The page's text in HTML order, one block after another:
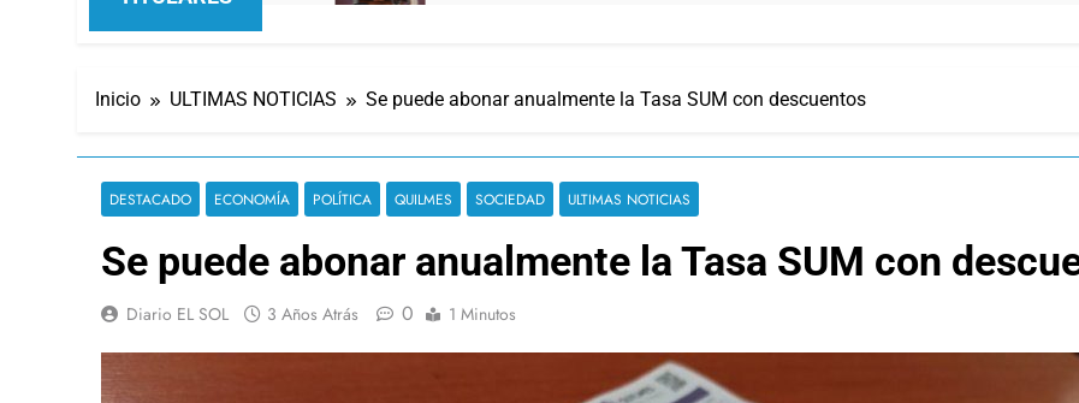
Inicio ULTIMAS NOTICIAS Se puede abonar anualmente la Tasa SUM con descuentos
DESTACADO ECONOMÍA POLÍTICA QUILMES SOCIEDAD ULTIMAS NOTICIAS
Se puede abonar anualmente la Tasa SUM con
Diario EL SOL 3 Años Atrás 0 1 Minutos